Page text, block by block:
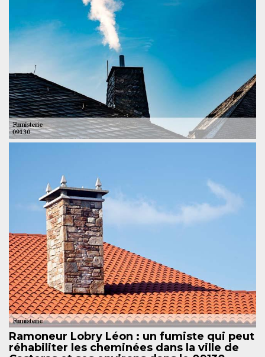
Ramoneur Lobry Léon : un fumiste qui peut
réhabiliter les cheminées dans la ville de